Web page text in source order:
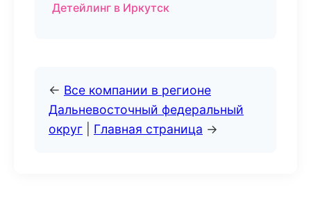
Детейлинг в Иркутск
← Все компании в регионе
Дальневосточный федеральный
округ
Главная страница →